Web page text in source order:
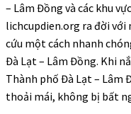
– Lâm Đồng và các khu
lichcupdien.org ra đời
cứu một cách nhanh
Đà Lạt – Lâm Đồng. Khi
Thành phố Đà Lạt – Lâm
thoải mái, không bị bất